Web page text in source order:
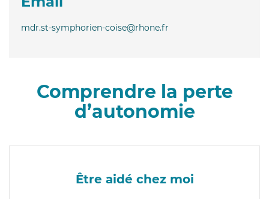
mdr.st-symphorien-coise@rhone.fr
Comprendre la perte
d’autonomie
Être aidé chez moi